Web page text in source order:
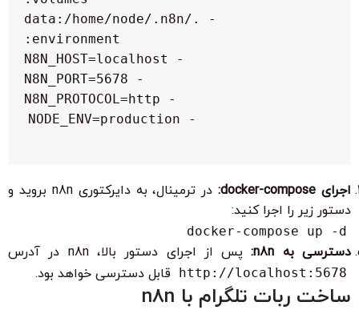
اجرای docker-compose:
در ترمینال، به دایرکتوری n8n بروید و
دستور زیر را اجرا کنید:
docker-compose up -d
دسترسی به n8n: پس از اجرای دستور بالا، n8n در آدرس
http://localhost:5678 قابل دسترسی خواهد بود.
ساخت ربات تلگرام با n8n